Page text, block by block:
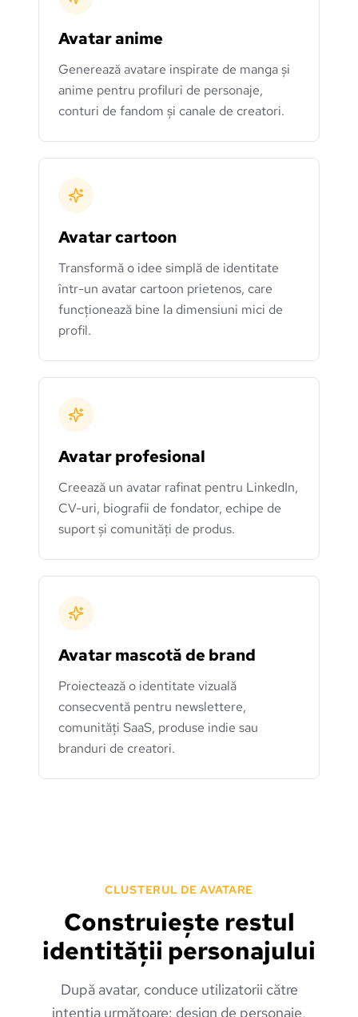
Avatar anime
Generează avatare inspirate de manga și
anime pentru profiluri de personaje,
conturi de fandom și canale de creatori.
Avatar cartoon
Transformă o idee simplă de identitate
într-un avatar cartoon prietenos, care
funcționează bine la dimensiuni mici de
profil.
Avatar profesional
Creează un avatar rafinat pentru LinkedIn,
CV-uri, biografii de fondator, echipe de
suport și comunități de produs.
Avatar mascotă de brand
Proiectează o identitate vizuală
consecventă pentru newslettere,
comunități SaaS, produse indie sau
branduri de creatori.
CLUSTERUL DE AVATARE
Construiește restul
identității personajului
După avatar, conduce utilizatorii către
intenția următoare: design de personaje,